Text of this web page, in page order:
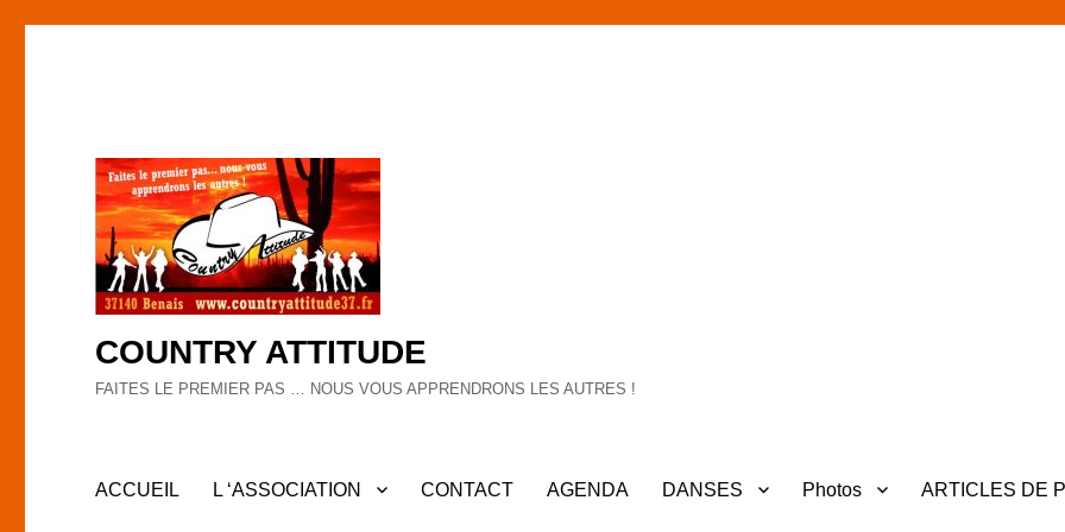
COUNTRY ATTITUDE
FAITES LE PREMIER PAS … NOUS VOUS APPRENDRONS LES AUTRES !
ACCUEIL L ‘ASSOCIATION CONTACT AGENDA DANSES Photos ARTICLES DE